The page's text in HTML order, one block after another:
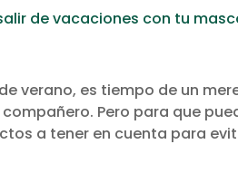
de vacaciones con tu
verano, es tiempo de un
Pero para que
a tener en cuenta para